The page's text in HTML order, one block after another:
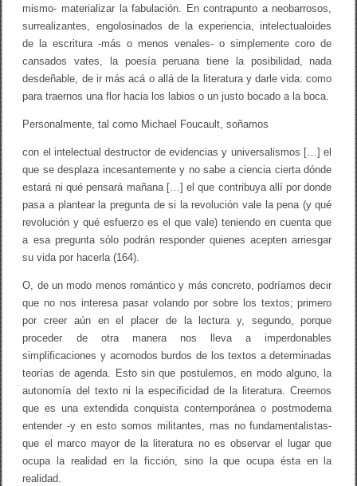
mismo- materializar la fabulación. En contrapunto a neobarrosos,
surrealizantes, engolosinados de la experiencia, intelectualoides
de la escritura -más o menos venales- o simplemente coro de
cansados vates, la poesía peruana tiene la posibilidad, nada
desdeñable, de ir más acá o allá de la literatura y darle vida: como
para traernos una flor hacia los labios o un justo bocado a la boca.
Personalmente, tal como Michael Foucault, soñamos
con el intelectual destructor de evidencias y universalismos […] el
que se desplaza incesantemente y no sabe a ciencia cierta dónde
estará ni qué pensará mañana […] el que contribuya allí por donde
pasa a plantear la pregunta de si la revolución vale la pena (y qué
revolución y qué esfuerzo es el que vale) teniendo en cuenta que
a esa pregunta sólo podrán responder quienes acepten arriesgar
su vida por hacerla (164).
O, de un modo menos romántico y más concreto, podríamos decir
que no nos interesa pasar volando por sobre los textos; primero
por creer aún en el placer de la lectura y, segundo, porque
proceder de otra manera nos lleva a imperdonables
simplificaciones y acomodos burdos de los textos a determinadas
teorías de agenda. Esto sin que postulemos, en modo alguno, la
autonomía del texto ni la especificidad de la literatura. Creemos
que es una extendida conquista contemporánea o postmoderna
entender -y en esto somos militantes, mas no fundamentalistas-
que el marco mayor de la literatura no es observar el lugar que
ocupa la realidad en la ficción, sino la que ocupa ésta en la
realidad.